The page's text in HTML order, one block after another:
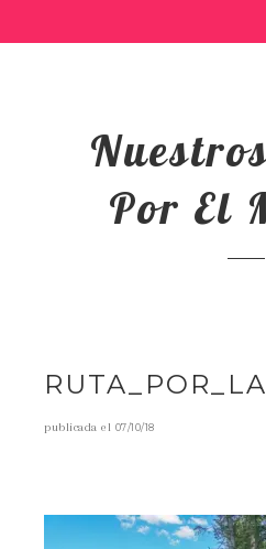
Por El
publicada el 07/10/18